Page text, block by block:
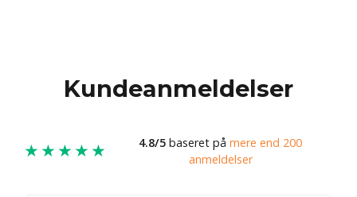
Kundeanmeldelser
★★★★★ 4.8/5 baseret på mere end 200
anmeldelser